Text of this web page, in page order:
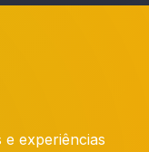
e experiências